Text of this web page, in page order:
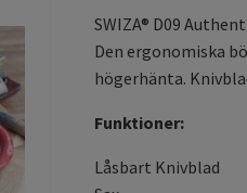
SWIZA® D09
Den ergonomiska
högerhänta.
Funktioner:
Låsbart Knivblad